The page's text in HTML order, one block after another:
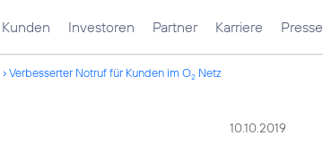
Kunden Investoren Partner Karriere Presse
Verbesserter Notruf für Kunden im O2 Netz
10.10.2019